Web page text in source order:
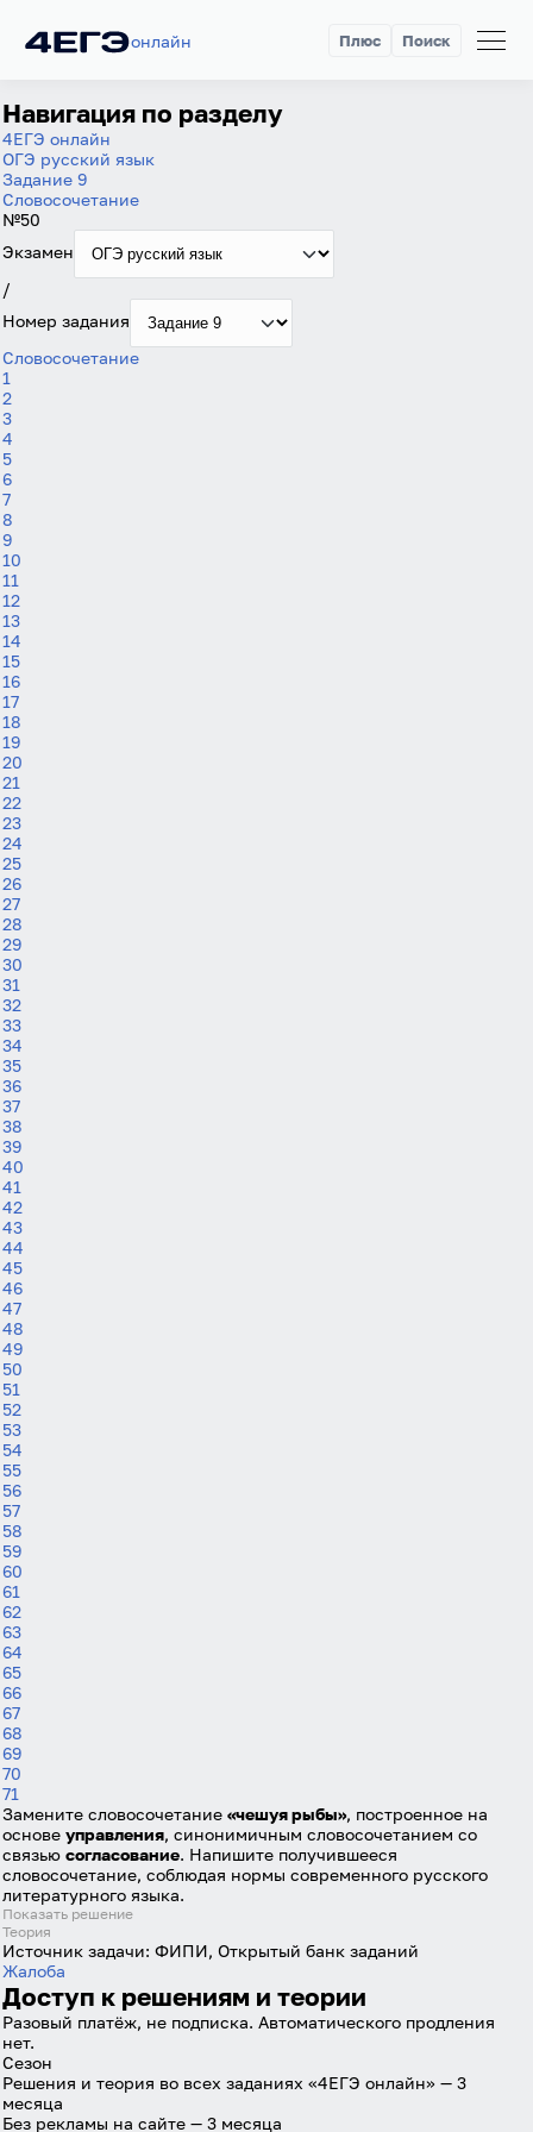
онлайн Плюс Поиск
Навигация по разделу
4ЕГЭ онлайн
ОГЭ русский язык
Задание 9
Словосочетание
№50
Экзамен
/
Номер задания
Словосочетание
1
2
3
4
5
6
7
8
9
10
11
12
13
14
15
16
17
18
19
20
21
22
23
24
25
26
27
28
29
30
31
32
33
34
35
36
37
38
39
40
41
42
43
44
45
46
47
48
49
50
51
52
53
54
55
56
57
58
59
60
61
62
63
64
65
66
67
68
69
70
71
Замените словосочетание «чешуя рыбы», построенное на
основе управления, синонимичным словосочетанием со
связью согласование. Напишите получившееся
словосочетание, соблюдая нормы современного русского
литературного языка.
Показать решение
Теория
Источник задачи: ФИПИ, Открытый банк заданий
Жалоба
Доступ к решениям и теории
Разовый платёж, не подписка. Автоматического продления
нет.
Сезон
Решения и теория во всех заданиях «4ЕГЭ онлайн» — 3
месяца
Без рекламы на сайте — 3 месяца